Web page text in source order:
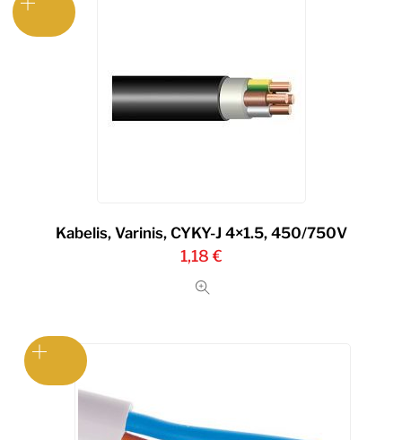
Kabelis, Varinis, CYKY-J 4×1.5, 450/750V
1,18 €